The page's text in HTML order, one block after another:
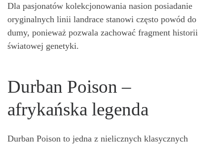
Dla pasjonatów kolekcjonowania nasion posiadanie
oryginalnych linii landrace stanowi często powód do
dumy, ponieważ pozwala zachować fragment historii
światowej genetyki.
Durban Poison –
afrykańska legenda
Durban Poison to jedna z nielicznych klasycznych